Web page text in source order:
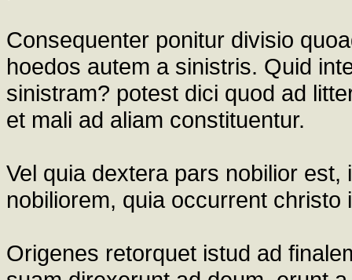
Consequenter ponitur divisio
hoedos autem a sinistris. Quid
sinistram? potest dici quod ad
et mali ad aliam constituentur.
Vel quia dextera pars nobilior
nobiliorem, quia occurrent christo
Origenes retorquet istud ad